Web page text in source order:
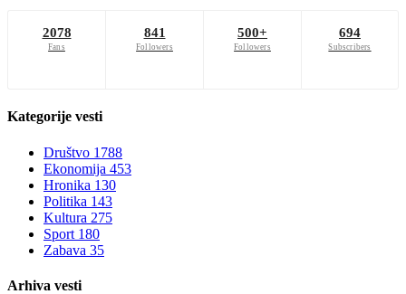
2078
Fans
841
Followers
500+
Followers
694
Subscribers
Kategorije vesti
Društvo 1788
Ekonomija 453
Hronika 130
Politika 143
Kultura 275
Sport 180
Zabava 35
Arhiva vesti